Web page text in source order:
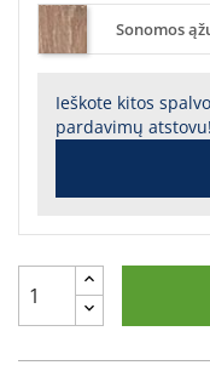
Sonomos
Ieškote kitos
pardavimų atstovu!